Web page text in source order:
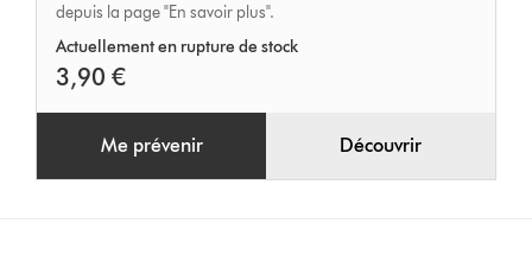
depuis la page "En savoir plus".
Actuellement en rupture de stock
3,90 €
Me prévenir Découvrir